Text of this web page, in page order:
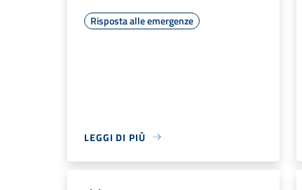
Risposta alle emergenze
LEGGI DI PIÙ